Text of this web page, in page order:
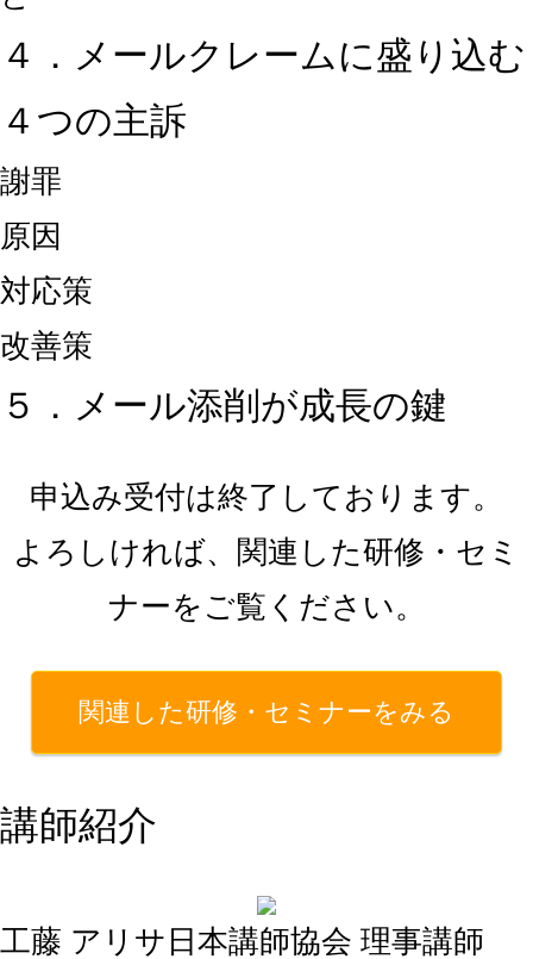
４．メールクレームに盛り込む
４つの主訴
謝罪
原因
対応策
改善策
５．メール添削が成長の鍵
申込み受付は終了しております。
よろしければ、関連した研修・セミ
ナーをご覧ください。
関連した研修・セミナーをみる
講師紹介
工藤 アリサ 日本講師協会 理事講師